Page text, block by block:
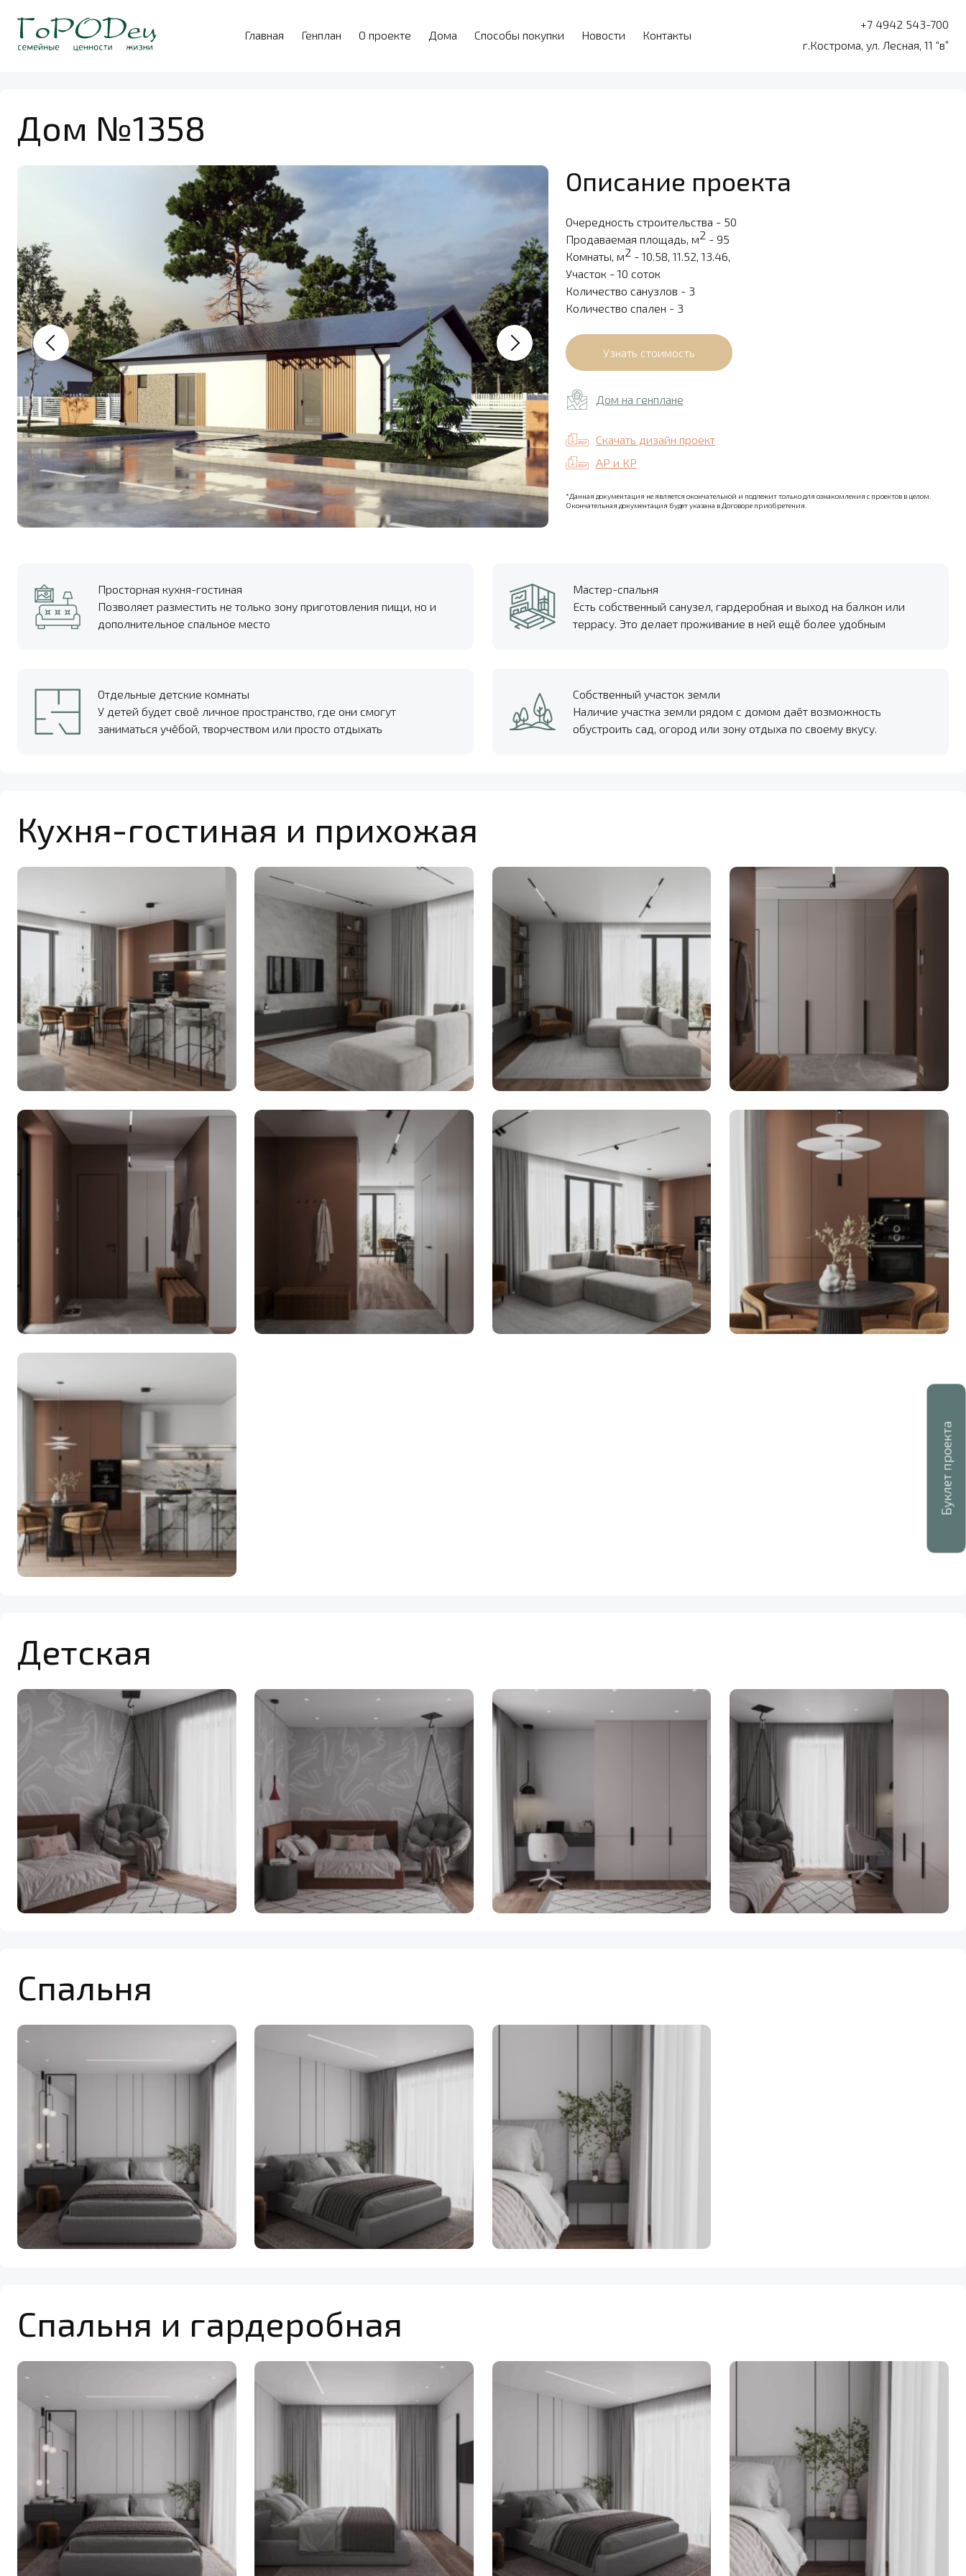
Буклет проекта
Главная Генплан О проекте Дома Способы покупки Новости Контакты
+7 4942 543-700
г.Кострома, ул. Лесная, 11 “в”
Дом №1358
Описание проекта
Очередность строительства - 50
Продаваемая площадь, м2- 95
Комнаты, м2- 10.58, 11.52, 13.46,
Участок - 10 соток
Количество санузлов - 3
Количество спален - 3
Дом на генплане
Скачать дизайн проект
АР и КР
*Данная документация не является окончательной и подлежит только для ознакомления с проектов в целом.
Окончательная документация будет указана в Договоре приобретения.
Просторная кухня-гостиная
Позволяет разместить не только зону приготовления пищи, но и
дополнительное спальное место
Мастер-спальня
Есть собственный санузел, гардеробная и выход на балкон или
террасу. Это делает проживание в ней ещё более удобным
Отдельные детские комнаты
У детей будет своё личное пространство, где они смогут
заниматься учёбой, творчеством или просто отдыхать
Собственный участок земли
Наличие участка земли рядом с домом даёт возможность
обустроить сад, огород или зону отдыха по своему вкусу.
Кухня-гостиная и прихожая
Детская
Спальня
Спальня и гардеробная